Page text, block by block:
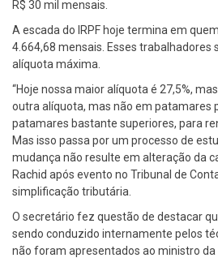
R$ 30 mil mensais.
A escada do IRPF hoje termina em
4.664,68 mensais. Esses trabalhadores
alíquota máxima.
“Hoje nossa maior alíquota é 27,5%,
outra alíquota, mas não em patamares
patamares bastante superiores, para
Mas isso passa por um processo de
mudança não resulte em alteração da
Rachid após evento no Tribunal de
simplificação tributária.
O secretário fez questão de destacar
sendo conduzido internamente pelos
não foram apresentados ao ministro da